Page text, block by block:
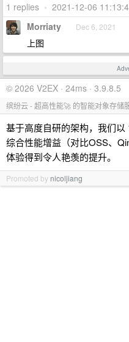
1 replies • 2021-12-06
Morriaty Dec 6, 2021
上图
© 2026 V2EX · 24ms · 3.9.8.5
缤纷云 - 超高性能🚀 的智能对象存储
基于高度自研的架构，我们
综合性能增益（对比OSS、
体验得到令人艳羡的提升。
Promoted by nicoljiang